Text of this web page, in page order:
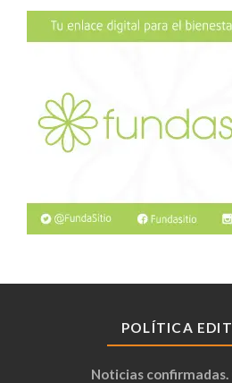
POLÍTICA
Noticias confirmadas.